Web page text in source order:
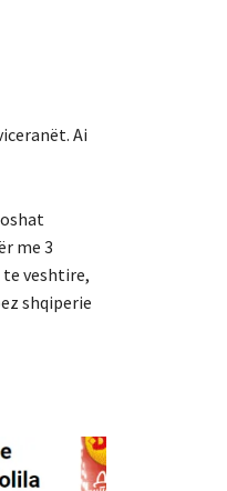
Ai
me 3
veshtire,
shqiperie